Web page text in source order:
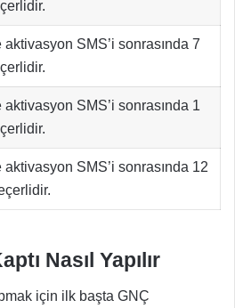
aktivasyon SMS’i sonrasında 7
aktivasyon SMS’i sonrasında 1
aktivasyon SMS’i sonrasında 12
Nasıl Yapılır
için ilk başta GNÇ